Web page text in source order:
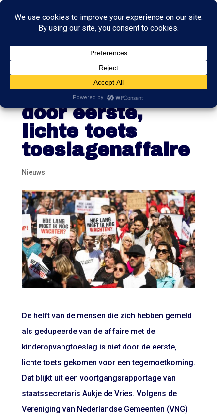
Helft
aanmelders niet
door eerste,
lichte toets
toeslagenaffaire
Nieuws
De helft van de mensen die zich hebben gemeld
als gedupeerde van de affaire met de
kinderopvangtoeslag is niet door de eerste,
lichte toets gekomen voor een tegemoetkoming.
Dat blijkt uit een voortgangsrapportage van
staatssecretaris Aukje de Vries. Volgens de
Vereniging van Nederlandse Gemeenten (VNG)